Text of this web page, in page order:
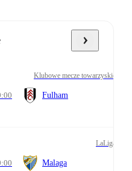
Klubowe mecze towarzyskie
Fulham
LaLiga
Malaga